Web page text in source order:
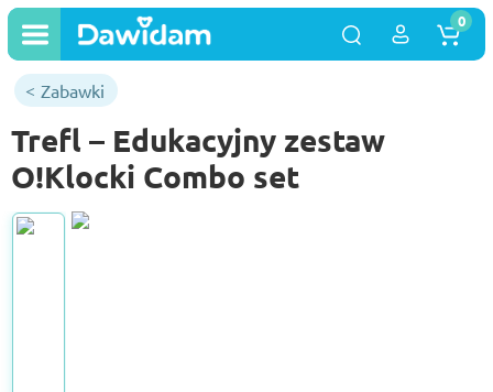
0
Zabawki
Trefl – Edukacyjny zestaw
O!Klocki Combo set